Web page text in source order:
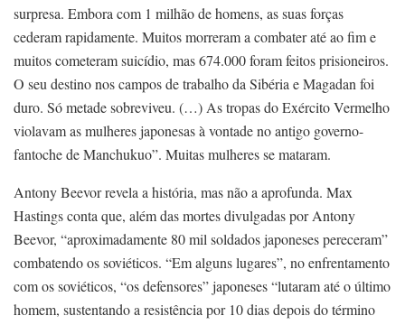
surpresa. Embora com 1 milhão de homens, as suas forças
cederam rapidamente. Muitos morreram a combater até ao fim e
muitos cometeram suicídio, mas 674.000 foram feitos prisioneiros.
O seu destino nos campos de trabalho da Sibéria e Magadan foi
duro. Só metade sobreviveu. (…) As tropas do Exército Vermelho
violavam as mulheres japonesas à vontade no antigo governo-
fantoche de Manchukuo”. Muitas mulheres se mataram.
Antony Beevor revela a história, mas não a aprofunda. Max
Hastings conta que, além das mortes divulgadas por Antony
Beevor, “aproximadamente 80 mil soldados japoneses pereceram”
combatendo os soviéticos. “Em alguns lugares”, no enfrentamento
com os soviéticos, “os defensores” japoneses “lutaram até o último
homem, sustentando a resistência por 10 dias depois do término